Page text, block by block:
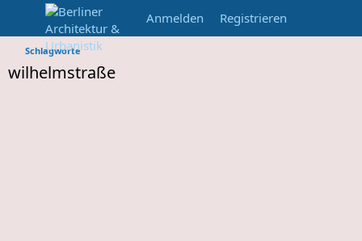
Anmelden Registrieren
Schlagworte
wilhelmstraße